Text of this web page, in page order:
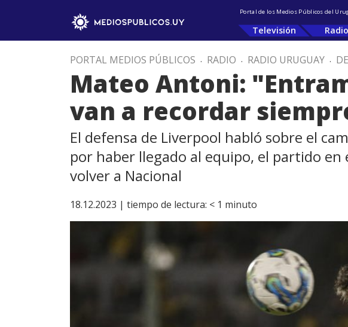
Portal de los Medios Públicos del
Televisión Radio
PORTAL MEDIOS PÚBLICOS . RADIO . RADIO URUGUAY .
Mateo Antoni:
van a recordar
El defensa de Liverpool habló sobre el
por haber llegado al equipo, el partido
volver a Nacional
18.12.2023 | tiempo de lectura: < 1 minuto